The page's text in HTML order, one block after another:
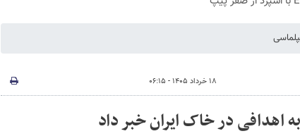
۱۸ خرداد ۱۴۰۵ - ۰۶:۱۵
اهدافی در خاک ایران خبر داد